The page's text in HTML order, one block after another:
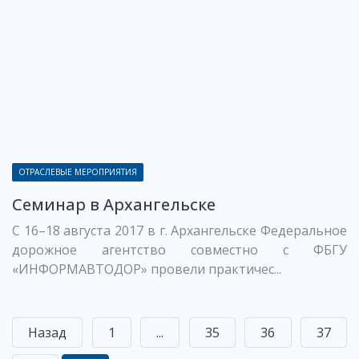
ОТРАСЛЕВЫЕ МЕРОПРИЯТИЯ
Семинар в Архангельске
С 16–18 августа 2017 в г. Архангельске Федеральное
дорожное агентство совместно с ФБГУ
«ИНФОРМАВТОДОР» провели практичес...
Назад 1 ... 35 36 37